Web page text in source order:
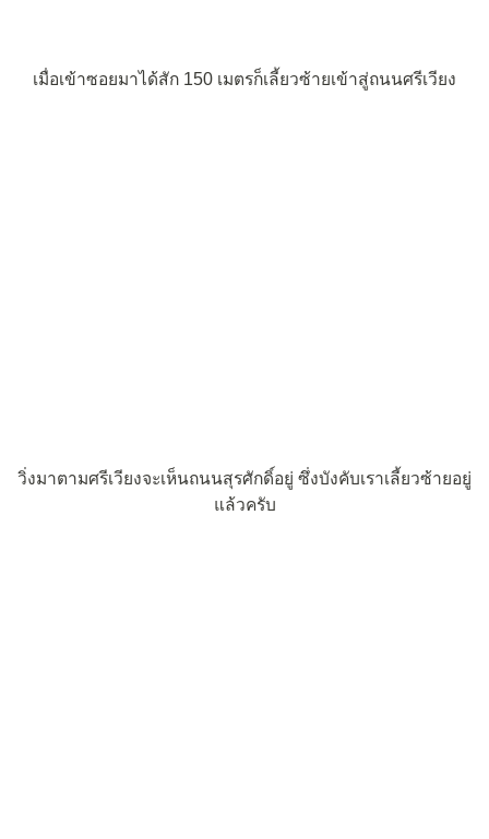
เมื่อเข้าซอยมาได้สัก 150 เมตรก็เลี้ยวซ้ายเข้าสู่ถนนศรีเวียง
วิ่งมาตามศรีเวียงจะเห็นถนนสุรศักดิ์อยู่ ซึ่งบังคับเราเลี้ยวซ้ายอยู่
แล้วครับ